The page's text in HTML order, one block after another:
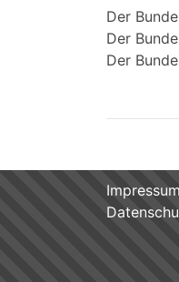
Der
Der
Der
Impressum